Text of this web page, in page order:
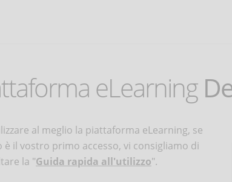
eLearning
al meglio la piattaforma eLearning, se
è il vostro primo accesso, vi consigliamo di
la "Guida rapida all'utilizzo".